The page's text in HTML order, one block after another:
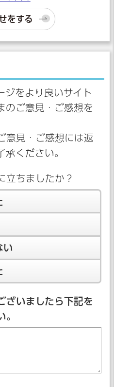
をする
ジをより良いサイト
のご意見・ご感想を
意見・ご感想には返
承ください。
立ちましたか？
い
ざいましたら下記を
。